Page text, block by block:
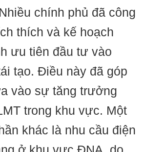
chính phủ đã công
thích và kế hoạch
ưu tiên đầu tư vào
tạo. Điều này đã góp
vào sự tăng trưởng
trong khu vực. Một
khác là nhu cầu điện